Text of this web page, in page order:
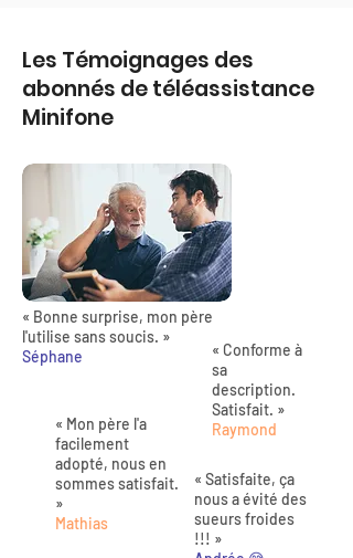
Les Témoignages des
abonnés de téléassistance
Minifone
« Bonne surprise, mon père
l'utilise sans soucis. »
Séphane
« Mon père l'a
facilement
adopté, nous en
sommes satisfait.
»
Mathias
« Conforme à
sa
description.
Satisfait. »
Raymond
« Satisfaite, ça
nous a évité des
sueurs froides
!!! »